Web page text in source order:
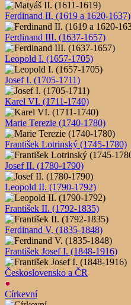
Ferdinand II. (1619 a 1620-1637)
Ferdinand III. (1637-1657)
Leopold I. (1657-1705)
Josef I. (1705-1711)
Karel VI. (1711-1740)
Marie Terezie (1740-1780)
František Lotrinský (1745-1780)
Josef II. (1780-1790)
Leopold II. (1790-1792)
František II. (1792-1835)
Ferdinand V. (1835-1848)
František Josef I. (1848-1916)
Československo a ČR
Církevní